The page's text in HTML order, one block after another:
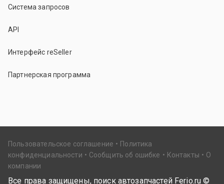
Система запросов
API
Интерфейс reSeller
Партнерская программа
Пользовательское соглашение
Политика
конфиденциальности
Сообщить об ошибке Контакты
О
компании
Все права защищены, поиск автозапчастей Ferio.ru ©